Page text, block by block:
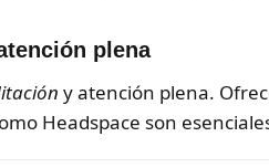
plena
y atención plena.
Headspace son